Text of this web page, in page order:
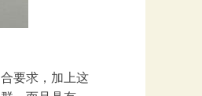
要求，加上这